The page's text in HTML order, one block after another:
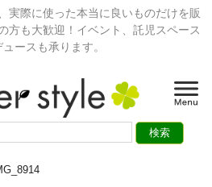
実際に使った本当に良いものだけを販
方も大歓迎！イベント、託児スペース
ースも承ります。